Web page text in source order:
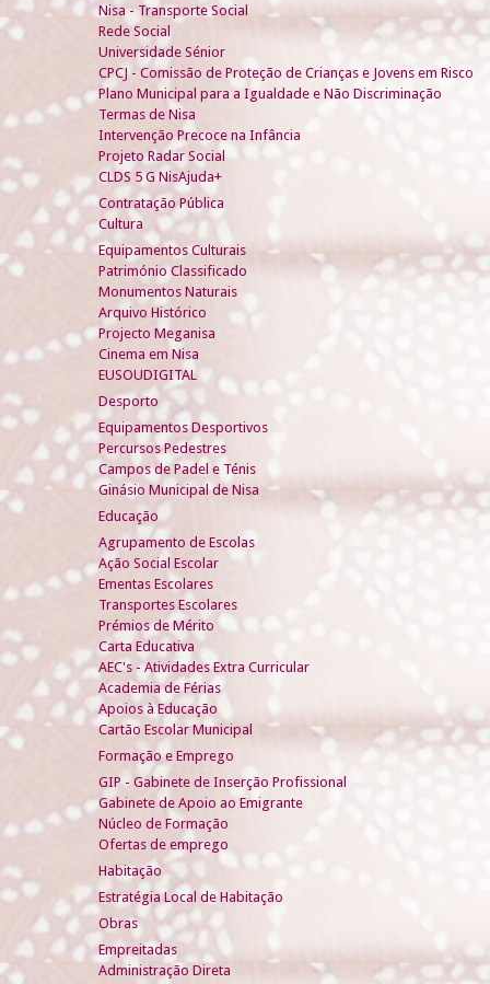
Nisa - Transporte Social
Rede Social
Universidade Sénior
CPCJ - Comissão de Proteção de Crianças e Jovens em Risco
Plano Municipal para a Igualdade e Não Discriminação
Termas de Nisa
Intervenção Precoce na Infância
Projeto Radar Social
CLDS 5 G NisAjuda+
Contratação Pública
Cultura
Equipamentos Culturais
Património Classificado
Monumentos Naturais
Arquivo Histórico
Projecto Meganisa
Cinema em Nisa
EUSOUDIGITAL
Desporto
Equipamentos Desportivos
Percursos Pedestres
Campos de Padel e Ténis
Ginásio Municipal de Nisa
Educação
Agrupamento de Escolas
Ação Social Escolar
Ementas Escolares
Transportes Escolares
Prémios de Mérito
Carta Educativa
AEC's - Atividades Extra Curricular
Academia de Férias
Apoios à Educação
Cartão Escolar Municipal
Formação e Emprego
GIP - Gabinete de Inserção Profissional
Gabinete de Apoio ao Emigrante
Núcleo de Formação
Ofertas de emprego
Habitação
Estratégia Local de Habitação
Obras
Empreitadas
Administração Direta